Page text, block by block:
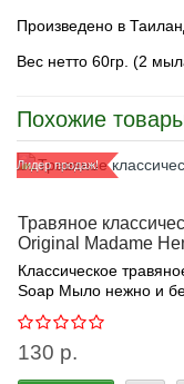
Произведено в
Вес нетто 60гр. (2
Похожие
Лидер продаж!
Травяное
Original Madame
Классическое
Soap Мыло нежно и
130 р.